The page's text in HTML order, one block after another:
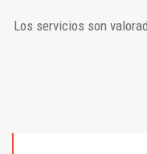
Los servicios son